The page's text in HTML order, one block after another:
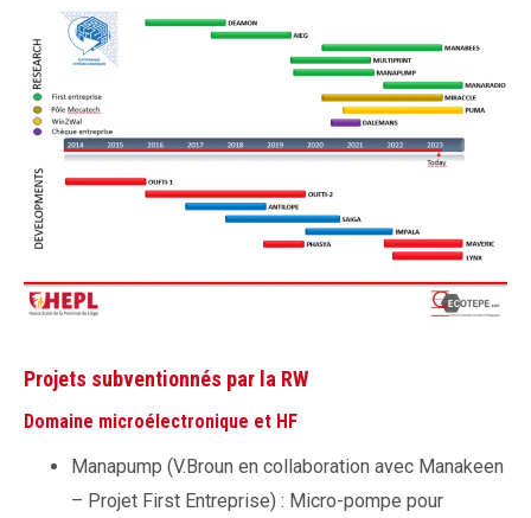
Projets subventionnés par la RW
Domaine microélectronique et HF
Manapump (V.Broun en collaboration avec Manakeen
– Projet First Entreprise) : Micro-pompe pour